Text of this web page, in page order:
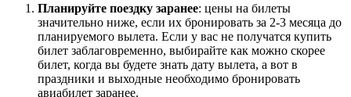
Планируйте поездку заранее: цены на билеты
значительно ниже, если их бронировать за 2-3 месяца до
планируемого вылета. Если у вас не получатся купить
билет заблаговременно, выбирайте как можно скорее
билет, когда вы будете знать дату вылета, а вот в
праздники и выходные необходимо бронировать
авиабилет заранее.